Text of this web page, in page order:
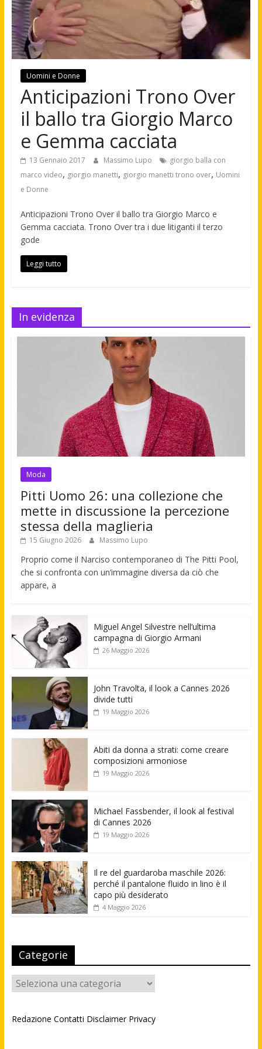
Uomini e Donne
Anticipazioni Trono Over
il ballo tra Giorgio Marco
e Gemma cacciata
13 Gennaio 2017 Massimo Lupo
giorgio balla con
marco video, giorgio manetti, giorgio manetti trono over, Uomini
e Donne
Anticipazioni Trono Over il ballo tra Giorgio Marco e
Gemma cacciata. Trono Over tra i due litiganti il terzo
gode
Leggi tutto
In evidenza
Moda
Pitti Uomo 26: una collezione che
mette in discussione la percezione
stessa della maglieria
15 Giugno 2026 Massimo Lupo
Proprio come il Narciso contemporaneo di The Pitti Pool,
che si confronta con un’immagine diversa da ciò che
appare, a
Miguel Angel Silvestre nell’ultima
campagna di Giorgio Armani
26 Maggio 2026
John Travolta, il look a Cannes 2026
divide tutti
19 Maggio 2026
Abiti da donna a strati: come creare
composizioni armoniose
19 Maggio 2026
Michael Fassbender, il look al festival
di Cannes 2026
19 Maggio 2026
Il re del guardaroba maschile 2026:
perché il pantalone fluido in lino è il
capo più desiderato
4 Maggio 2026
Categorie
Categorie
Redazione Contatti Disclaimer Privacy